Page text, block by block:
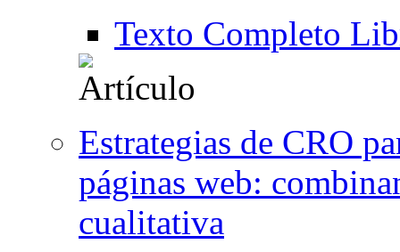
Texto Completo
Estrategias de CRO
páginas web:
cualitativa